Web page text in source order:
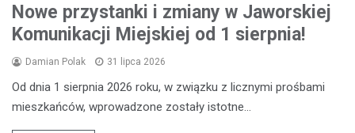
Nowe przystanki i zmiany w Jaworskiej
Komunikacji Miejskiej od 1 sierpnia!
Damian Polak 31 lipca 2026
Od dnia 1 sierpnia 2026 roku, w związku z licznymi prośbami
mieszkańców, wprowadzone zostały istotne…